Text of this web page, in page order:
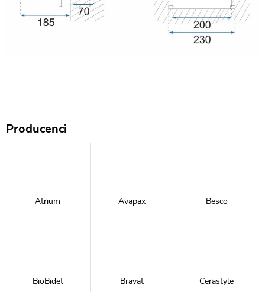
Producenci
Atrium Avapax Besco
BioBidet Bravat Cerastyle